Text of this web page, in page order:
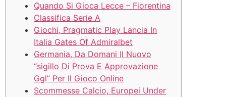
Quando Si Gioca Lecce – Fiorentina
Classifica Serie A
Giochi, Pragmatic Play Lancia In
Italia Gates Of Admiralbet
Germania, Da Domani Il Nuovo
“sigillo Di Prova E Approvazione
Ggl” Per Il Gioco Online
Scommesse Calcio, Europei Under